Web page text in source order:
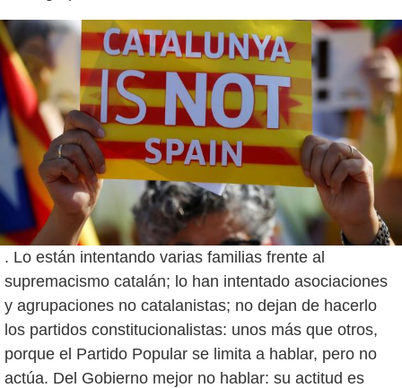
. Lo están intentando varias familias frente al
supremacismo catalán; lo han intentado asociaciones
y agrupaciones no catalanistas; no dejan de hacerlo
los partidos constitucionalistas: unos más que otros,
porque el Partido Popular se limita a hablar, pero no
actúa. Del Gobierno mejor no hablar: su actitud es